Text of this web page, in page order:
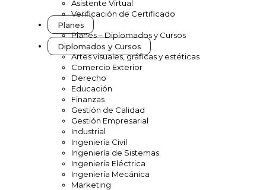
Asistente Virtual
Verificación de Certificado
Planes
Planes – Diplomados y Cursos
Diplomados y Cursos
Artes visuales, gráficas y estéticas
Comercio Exterior
Derecho
Educación
Finanzas
Gestión de Calidad
Gestión Empresarial
Industrial
Ingeniería Civil
Ingeniería de Sistemas
Ingeniería Eléctrica
Ingeniería Mecánica
Marketing